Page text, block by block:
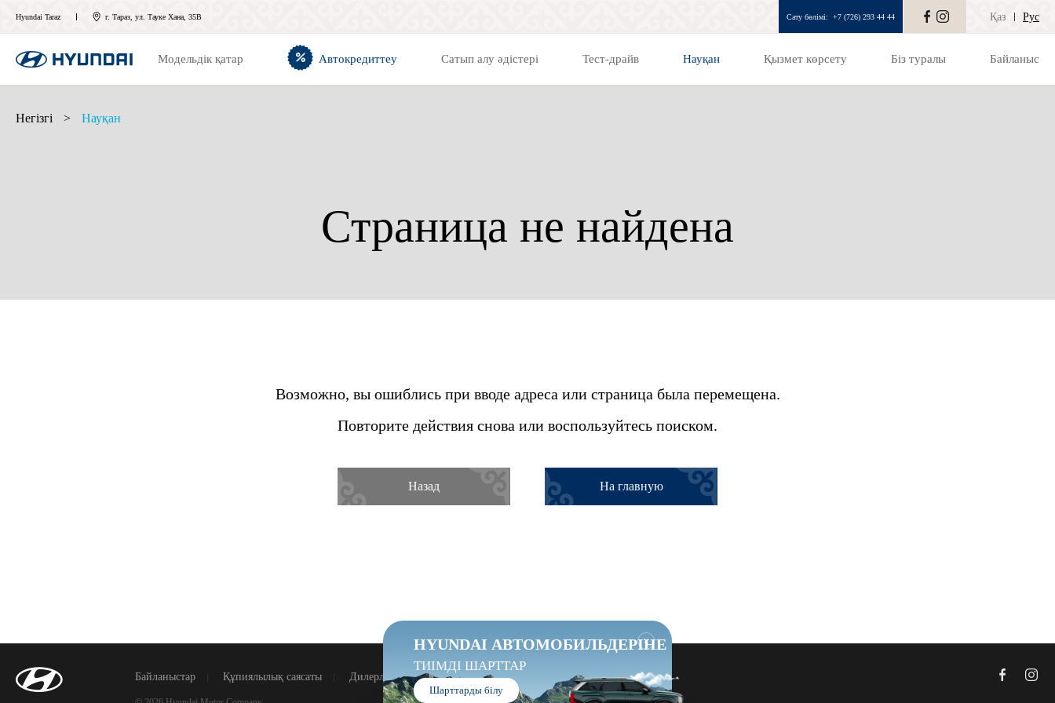
Hyundai Taraz г. Тараз, ул. Тауке Хана, 35В Сату бөлімі: +7 (726) 293 44 44 Қаз Рус
Модельдік қатар Автокредиттеу Сатып алу әдістері Тест-драйв Науқан Қызмет көрсету Біз туралы Байланыс
Негізгі > Науқан
Страница не найдена
Возможно, вы ошиблись при вводе адреса или страница была перемещена.
Повторите действия снова или воспользуйтесь поиском.
Назад На главную
Байланыстар Құпиялылық саясаты Дилерлік орталыққа келу ережелері Сайт картасы
HYUNDAI АВТОМОБИЛЬДЕРІНЕ
ТИІМДІ ШАРТТАР
Шарттарды білу
Жабу